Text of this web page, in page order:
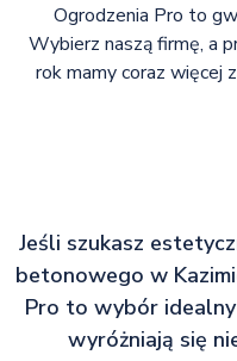
Ogrodzenia Pro to
Wybierz naszą firmę, a
rok mamy coraz więcej
Jeśli szukasz
betonowego w
Pro to wybór
wyróżniają się